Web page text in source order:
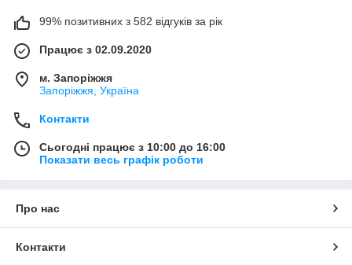
99% позитивних з 582 відгуків за рік
Працює з 02.09.2020
м. Запоріжжя
Запоріжжя, Україна
Контакти
Сьогодні працює з 10:00 до 16:00
Показати весь графік роботи
Про нас
Контакти